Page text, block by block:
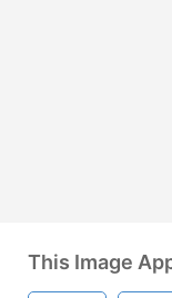
This Image